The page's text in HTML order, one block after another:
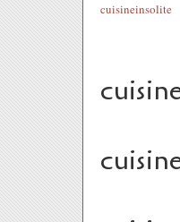
cuisineinsolite